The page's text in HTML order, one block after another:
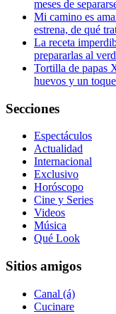
meses de
Mi camino es
estrena, de qué
La receta
prepararlas al
Tortilla de papas
huevos y un
Secciones
Espectáculos
Actualidad
Internacional
Exclusivo
Horóscopo
Cine y Series
Videos
Música
Qué Look
Sitios amigos
Canal (á)
Cucinare